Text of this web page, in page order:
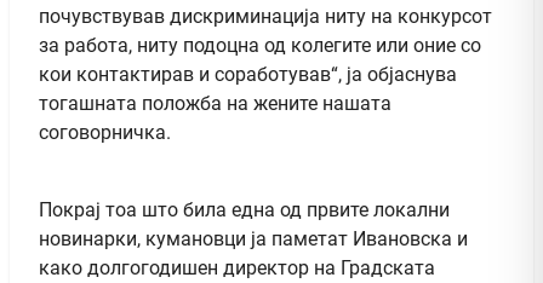
почувствував дискриминација ниту на конкурсот
за работа, ниту подоцна од колегите или оние со
кои контактирав и соработував“, ја објаснува
тогашната положба на жените нашата
соговорничка.
Покрај тоа што била една од првите локални
новинарки, кумановци ја паметат Ивановска и
како долгогодишен директор на Градската